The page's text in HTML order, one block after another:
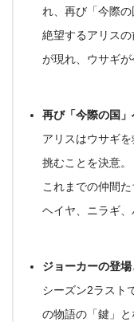
れ、再び「今際
絶望するアリス
が現れ、 ウサギ
再び「今際の国」
アリスはウサギ
挑むことを決意。
これまでの仲間
ヘイヤ、ニラギ
ジョーカーの登場
シーズン2ラスト
の物語の「鍵」と